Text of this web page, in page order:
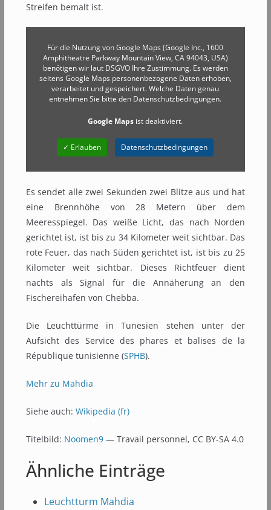
Streifen bemalt ist.
Für die Nutzung von Google Maps (Google Inc., 1600
Amphitheatre Parkway Mountain View, CA 94043, USA)
benötigen wir laut DSGVO Ihre Zustimmung. Es werden
seitens Google Maps personenbezogene Daten erhoben,
verarbeitet und gespeichert. Welche Daten genau
entnehmen Sie bitte den Datenschutzbedingungen.
Google Maps ist deaktiviert.
✓ Erlauben Datenschutzbedingungen
Es sendet alle zwei Sekunden zwei Blitze aus und hat
eine Brennhöhe von 28 Metern über dem
Meeresspiegel. Das weiße Licht, das nach Norden
gerichtet ist, ist bis zu 34 Kilometer weit sichtbar. Das
rote Feuer, das nach Süden gerichtet ist, ist bis zu 25
Kilometer weit sichtbar. Dieses Richtfeuer dient
nachts als Signal für die Annäherung an den
Fischereihafen von Chebba.
Die Leuchttürme in Tunesien stehen unter der
Aufsicht des Service des phares et balises de la
République tunisienne (SPHB).
Mehr zu Mahdia
Siehe auch: Wikipedia (fr)
Titelbild: Noomen9— Travail personnel, CC BY-SA 4.0
Ähnliche Einträge
Leuchtturm Mahdia